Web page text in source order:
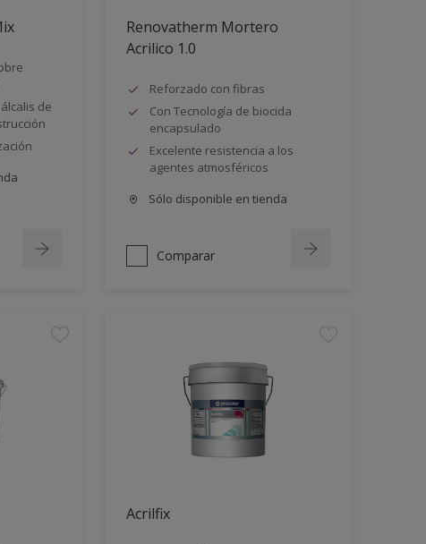
de
Renovatherm Mortero
Acrilico 1.0
Reforzado con fibras
Con Tecnología de biocida
encapsulado
Excelente resistencia a los
agentes atmosféricos
Sólo disponible en tienda
Comparar
Acrilfix